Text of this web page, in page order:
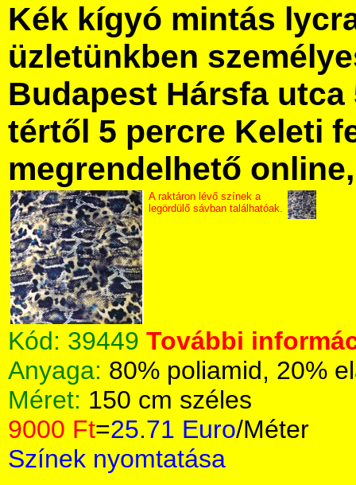
Kék kígyó mintás
üzletünkben
Budapest Hársfa utca
tértől 5 percre Keleti
megrendelhető
A raktáron lévő színek a
legördülő sávban találhatóak.
Kód: 39449 További
Anyaga: 80% poliamid, 20%
Méret: 150 cm széles
9000 Ft=25.71 Euro/Méter
Színek nyomtatása